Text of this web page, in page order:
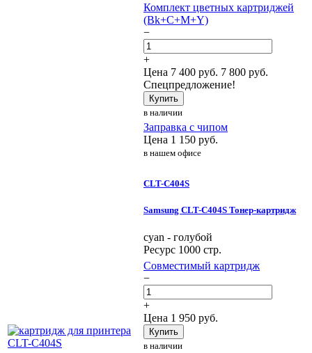
Комплект цветных картриджей
(Bk+C+M+Y)
−
+
Цена 7 400 руб. 7 800 руб.
Спецпредложение!
Купить
в наличии
Заправка с чипом
Цена 1 150 руб.
в нашем офисе
CLT-C404S
Samsung CLT-C404S Тонер-картридж
cyan - голубой
Ресурс 1000 стр.
Совместимый картридж
−
+
Цена 1 950 руб.
Купить
в наличии